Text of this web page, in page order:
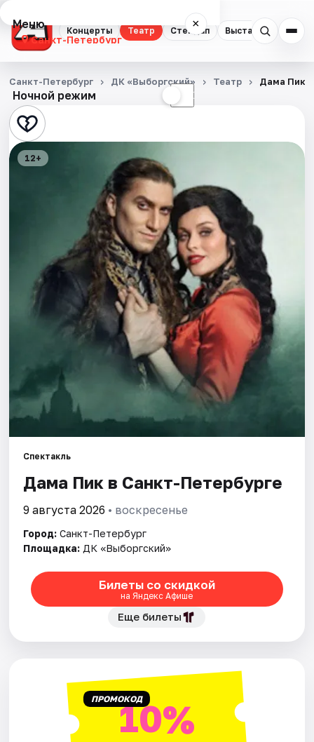
Концерты Театр Стендап Выставки
Меню ×
Санкт-Петербург
Концерты
Театр
Стендап
Спорт
События
Площадки
Артисты
Ночной режим ☾
Санкт-Петербург ДК «Выборгский» Театр Дама Пик
12+
Спектакль
Дама Пик в Санкт-Петербурге
9 августа 2026 • воскресенье
Город: Санкт-Петербург
Площадка: ДК «Выборгский»
Билеты со скидкой
на Яндекс Афише
Еще билеты
ПРОМОКОД10%